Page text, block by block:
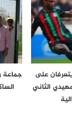
على
الثاني
جماعة